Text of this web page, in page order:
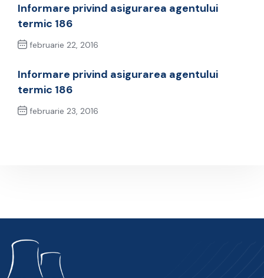
Informare privind asigurarea agentului
termic 186
februarie 22, 2016
Informare privind asigurarea agentului
termic 186
februarie 23, 2016